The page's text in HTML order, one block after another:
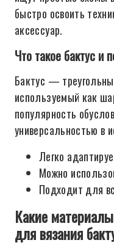
быстро освоить
аксессуар.
Что такое бактус и
Бактус —
используемый как
популярность
универсальностью в
Легко
Можно
Подходит для
Какие
для вязания